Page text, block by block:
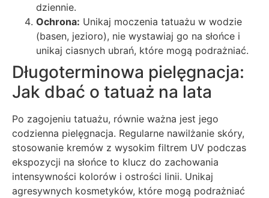
dziennie.
Ochrona: Unikaj moczenia tatuażu w wodzie
(basen, jezioro), nie wystawiaj go na słońce i
unikaj ciasnych ubrań, które mogą podrażniać.
Długoterminowa pielęgnacja:
Jak dbać o tatuaż na lata
Po zagojeniu tatuażu, równie ważna jest jego
codzienna pielęgnacja. Regularne nawilżanie skóry,
stosowanie kremów z wysokim filtrem UV podczas
ekspozycji na słońce to klucz do zachowania
intensywności kolorów i ostrości linii. Unikaj
agresywnych kosmetyków, które mogą podrażniać